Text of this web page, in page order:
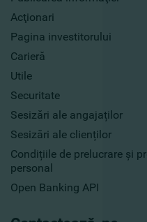
Acţionari
Pagina investitorului
Carieră
Utile
Securitate
Sesizări ale angajaților
Sesizări ale clienților
Condițiile de prelucrare și
personal
Open Banking API